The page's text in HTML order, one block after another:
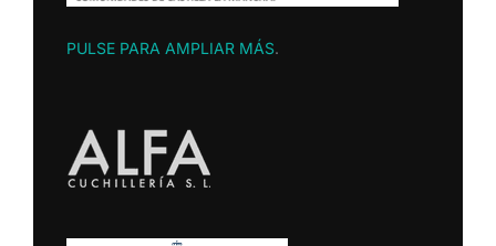
PULSE PARA AMPLIAR MÁS.